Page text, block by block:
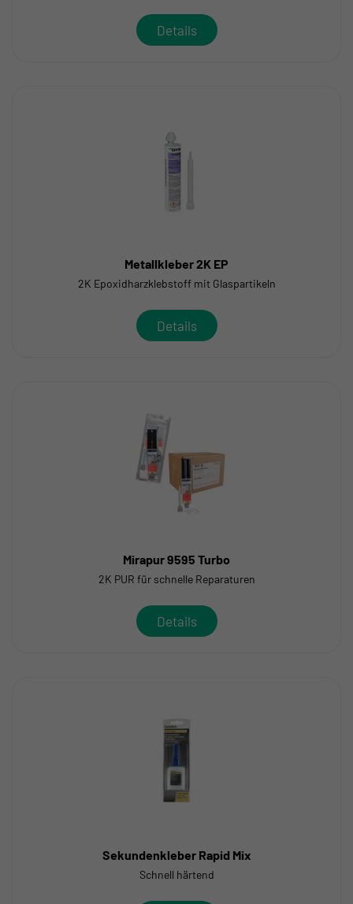
Details
Metallkleber 2K EP
2K Epoxidharzklebstoff mit Glaspartikeln
Details
Mirapur 9595 Turbo
2K PUR für schnelle Reparaturen
Details
Sekundenkleber Rapid Mix
Schnell härtend